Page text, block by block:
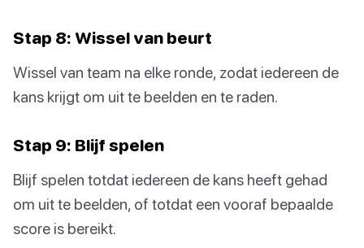
Stap 8: Wissel van beurt
Wissel van team na elke ronde, zodat iedereen de
kans krijgt om uit te beelden en te raden.
Stap 9: Blijf spelen
Blijf spelen totdat iedereen de kans heeft gehad
om uit te beelden, of totdat een vooraf bepaalde
score is bereikt.